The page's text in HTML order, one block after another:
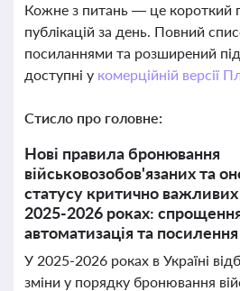
Кожне з питань — це короткий
публікацій за день. Повний
посиланнями та розширений
доступні у комерційній версії
Стисло про головне:
Нові правила бронювання
військовозобов'язаних та
статусу критично
2025-2026 роках:
автоматизація та
У 2025-2026 роках в Україні
зміни у порядку бронювання